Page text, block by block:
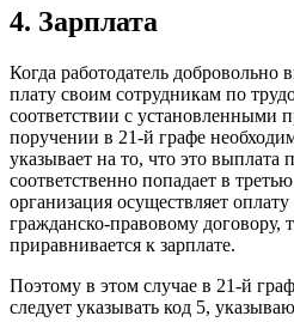
4. Зарплата
Когда работодатель добровольно
плату своим сотрудникам по
соответствии с установленными
поручении в 21-й графе
указывает на то, что это выплата
соответственно попадает в
организация осуществляет
гражданско-правовому договору,
приравнивается к зарплате.
Поэтому в этом случае в 21-й
следует указывать код 5,